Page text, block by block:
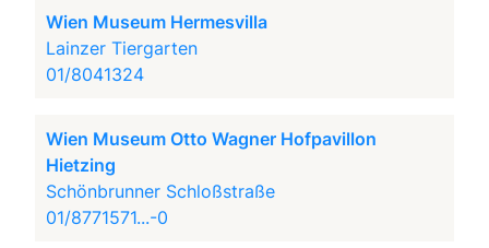
Wien Museum Hermesvilla
Lainzer Tiergarten
01/8041324
Wien Museum Otto Wagner Hofpavillon
Hietzing
Schönbrunner Schloßstraße
01/8771571...-0